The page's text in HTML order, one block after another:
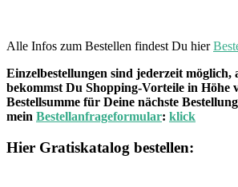
Alle Infos zum Bestellen findest Du hier
Einzelbestellungen sind jederzeit möglich,
bekommst Du Shopping-Vorteile in Höhe
Bestellsumme für Deine nächste
mein Bestellanfrageformular: klick
Hier Gratiskatalog bestellen: